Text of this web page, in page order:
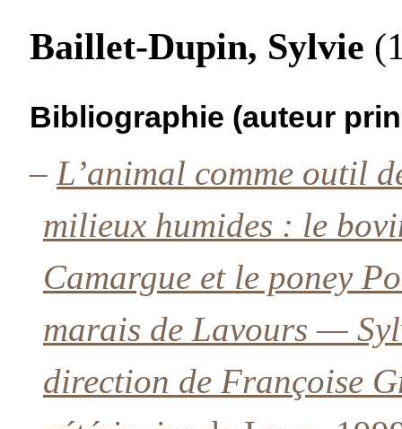
Baillet-Dupin, Sylvie
Bibliographie (auteur
– L’animal comme outil
milieux humides : le
Camargue et le poney
marais de Lavours —
direction de Françoise